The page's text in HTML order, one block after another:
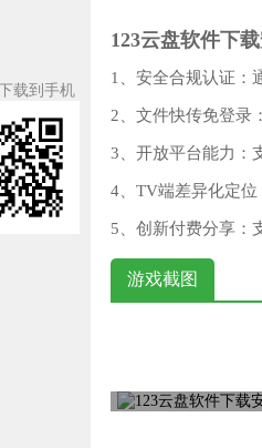
123云盘软件下
1、安全合规认证‌：
2、文件快传免登录‌
3、开放平台能力‌：
4、TV端差异化定位‌
5、创新付费分享‌：
游戏截图
载到手机